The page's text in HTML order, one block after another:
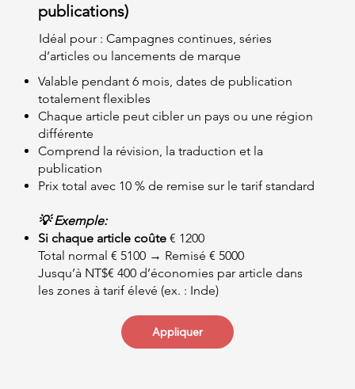
publications)
Idéal pour : Campagnes continues, séries
d’articles ou lancements de marque
Valable pendant 6 mois, dates de publication
totalement flexibles
Chaque article peut cibler un pays ou une région
différente
Comprend la révision, la traduction et la
publication
Prix total avec 10 % de remise sur le tarif standard
💡 Exemple:
Si chaque article coûte € 1200
Total normal € 5100 → Remisé € 5000
Jusqu’à NT$€ 400 d’économies par article dans
les zones à tarif élevé (ex. : Inde)
Appliquer